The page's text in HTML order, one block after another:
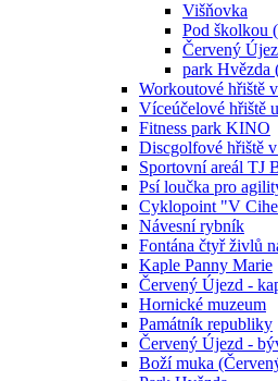
Višňovka
Pod školkou
Červený
park Hvězda
Workoutové hřiště
Víceúčelové hřiště
Fitness park KINO
Discgolfové hřiště
Sportovní areál TJ
Psí loučka pro
Cyklopoint "V
Návesní rybník
Fontána čtyř živlů
Kaple Panny Marie
Červený Újezd -
Hornické muzeum
Památník republiky
Červený Újezd -
Boží muka